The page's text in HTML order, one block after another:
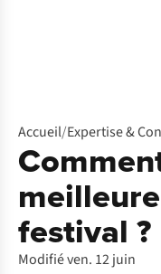
Accueil/Expertise &
festival ?
Modifié ven. 12 juin